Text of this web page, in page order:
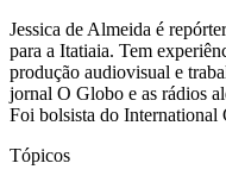
Jessica de Almeida é
para a Itatiaia. Tem
produção audiovisual e
jornal O Globo e as rádios
Foi bolsista do International
Tópicos